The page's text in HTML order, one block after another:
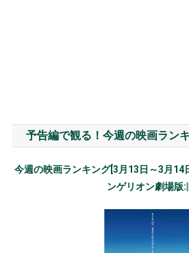
予告編で観る！今週の映画ラン
今週の映画ランキング[3月13日～3月14
ンゲリオン劇場版:||